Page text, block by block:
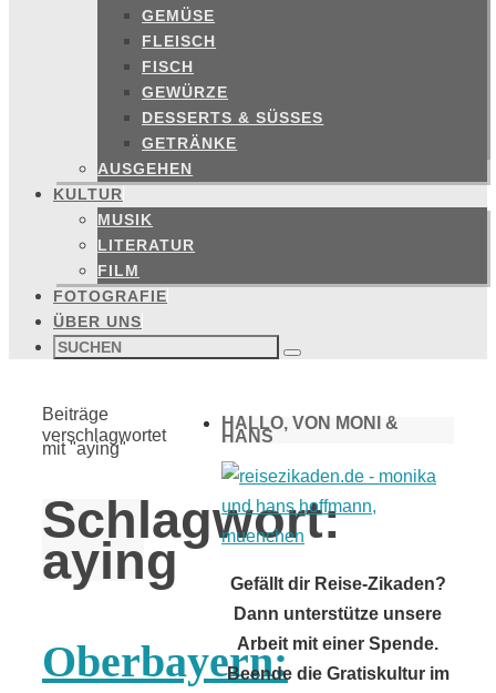
GEMÜSE
FLEISCH
FISCH
GEWÜRZE
DESSERTS & SÜSSES
GETRÄNKE
AUSGEHEN
KULTUR
MUSIK
LITERATUR
FILM
FOTOGRAFIE
ÜBER UNS
Suchen
nach: Suchen
Start
Beiträge
verschlagwortet
mit "aying"
Schlagwort:
aying
Oberbayern:
HALLO, VON MONI &
HANS
Gefällt dir Reise-Zikaden?
Dann unterstütze unsere
Arbeit mit einer Spende.
Beende die Gratiskultur im